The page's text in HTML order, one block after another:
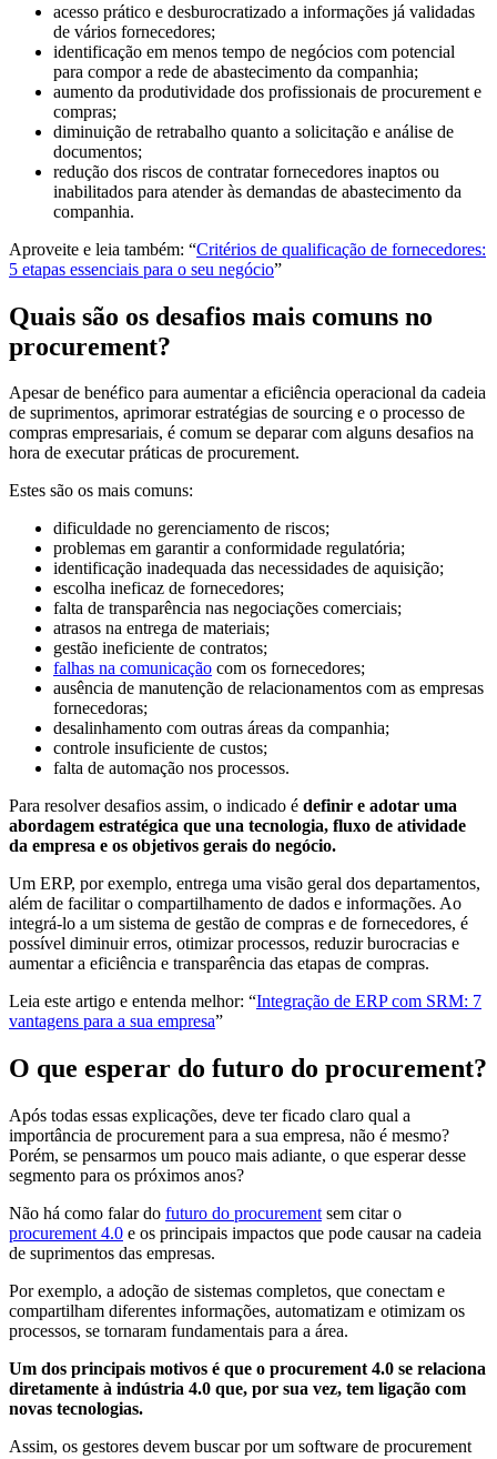
acesso prático e desburocratizado a informações já validadas
de vários fornecedores;
identificação em menos tempo de negócios com potencial
para compor a rede de abastecimento da companhia;
aumento da produtividade dos profissionais de procurement e
compras;
diminuição de retrabalho quanto a solicitação e análise de
documentos;
redução dos riscos de contratar fornecedores inaptos ou
inabilitados para atender às demandas de abastecimento da
companhia.
Aproveite e leia também: “Critérios de qualificação de fornecedores:
5 etapas essenciais para o seu negócio”
Quais são os desafios mais comuns no
procurement?
Apesar de benéfico para aumentar a eficiência operacional da cadeia
de suprimentos, aprimorar estratégias de sourcing e o processo de
compras empresariais, é comum se deparar com alguns desafios na
hora de executar práticas de procurement.
Estes são os mais comuns:
dificuldade no gerenciamento de riscos;
problemas em garantir a conformidade regulatória;
identificação inadequada das necessidades de aquisição;
escolha ineficaz de fornecedores;
falta de transparência nas negociações comerciais;
atrasos na entrega de materiais;
gestão ineficiente de contratos;
falhas na comunicação com os fornecedores;
ausência de manutenção de relacionamentos com as empresas
fornecedoras;
desalinhamento com outras áreas da companhia;
controle insuficiente de custos;
falta de automação nos processos.
Para resolver desafios assim, o indicado é definir e adotar uma
abordagem estratégica que una tecnologia, fluxo de atividade
da empresa e os objetivos gerais do negócio.
Um ERP, por exemplo, entrega uma visão geral dos departamentos,
além de facilitar o compartilhamento de dados e informações. Ao
integrá-lo a um sistema de gestão de compras e de fornecedores, é
possível diminuir erros, otimizar processos, reduzir burocracias e
aumentar a eficiência e transparência das etapas de compras.
Leia este artigo e entenda melhor: “Integração de ERP com SRM: 7
vantagens para a sua empresa”
O que esperar do futuro do procurement?
Após todas essas explicações, deve ter ficado claro qual a
importância de procurement para a sua empresa, não é mesmo?
Porém, se pensarmos um pouco mais adiante, o que esperar desse
segmento para os próximos anos?
Não há como falar do futuro do procurement sem citar o
procurement 4.0 e os principais impactos que pode causar na cadeia
de suprimentos das empresas.
Por exemplo, a adoção de sistemas completos, que conectam e
compartilham diferentes informações, automatizam e otimizam os
processos, se tornaram fundamentais para a área.
Um dos principais motivos é que o procurement 4.0 se relaciona
diretamente à indústria 4.0 que, por sua vez, tem ligação com
novas tecnologias.
Assim, os gestores devem buscar por um software de procurement